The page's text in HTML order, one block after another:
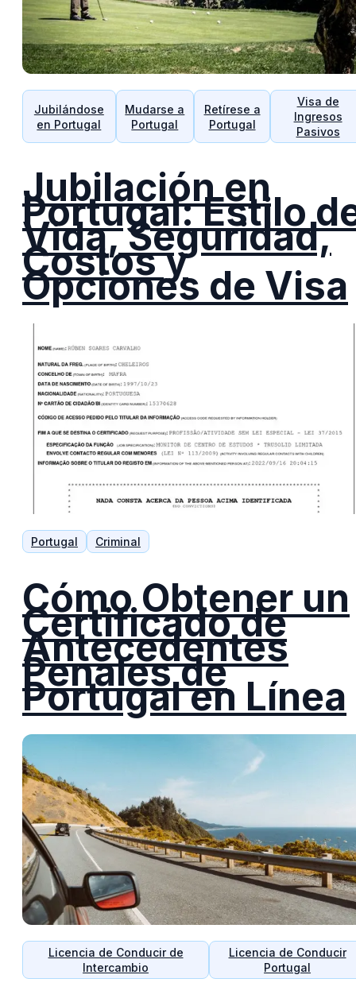
Jubilándose
en Portugal
Mudarse a
Portugal
Retírese a
Portugal
Visa de
Ingresos
Pasivos
Jubilación en
Portugal: Estilo
Vida, Seguridad,
Costos y
Opciones de Visa
Portugal Criminal
Cómo Obtener un
Certificado de
Antecedentes
Penales de
Portugal en Línea
Licencia de Conducir de
Intercambio
Licencia de Conducir
Portugal